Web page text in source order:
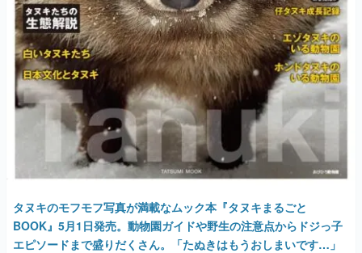
タヌキのモフモフ写真が満載なムック本『タヌキまるごと
BOOK』5月1日発売。動物園ガイドや野生の注意点からドジっ子
エピソードまで盛りだくさん。「たぬきはもうおしまいです…」